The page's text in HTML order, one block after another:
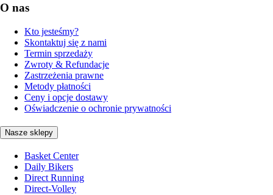
O nas
Kto jesteśmy?
Skontaktuj się z nami
Termin sprzedaży
Zwroty & Refundacje
Zastrzeżenia prawne
Metody płatności
Ceny i opcje dostawy
Oświadczenie o ochronie prywatności
Nasze sklepy
Basket Center
Daily Bikers
Direct Running
Direct-Volley